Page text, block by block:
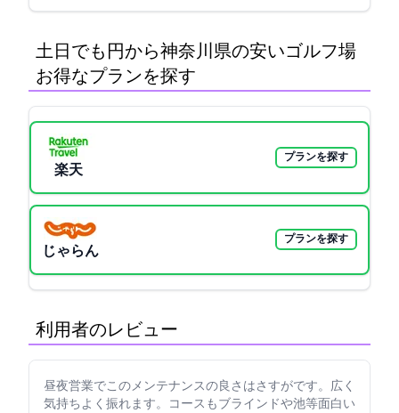
土日でも4655円から!神奈川県の安いゴルフ場:
お得なプランを探す
楽天GORA
プランを探す
じゃらん
プランを探す
利用者のレビュー
昼夜営業でこのメンテナンスの良さはさすがです。FW広く
気持ちよく振れます。コースもブラインドや池等面白い